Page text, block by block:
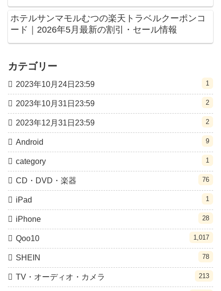
ホテルサンマモルむつの楽天トラベルクーポンコ
ード｜2026年5月最新の割引・セール情報
カテゴリー
2023年10月24日23:59 1
2023年10月31日23:59 2
2023年12月31日23:59 2
Android 9
category 1
CD・DVD・楽器 76
iPad 1
iPhone 28
Qoo10 1,017
SHEIN 78
TV・オーディオ・カメラ 213